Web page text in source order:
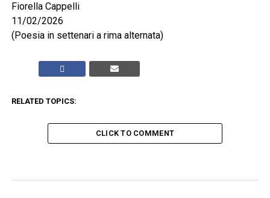
Fiorella Cappelli
11/02/2026
(Poesia in settenari a rima alternata)
RELATED TOPICS:
CLICK TO COMMENT